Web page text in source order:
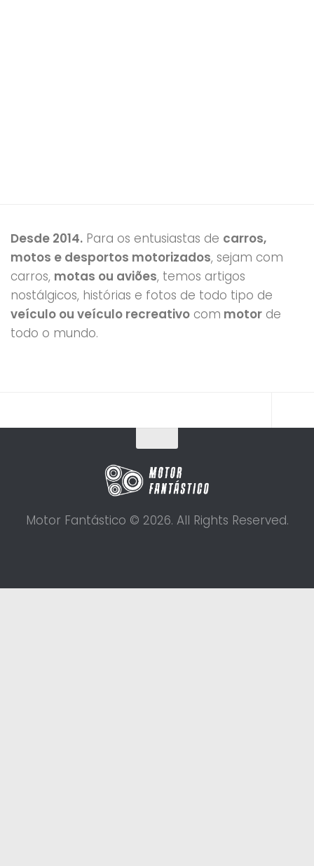
Desde 2014. Para os entusiastas de carros,
motos e desportos motorizados, sejam com
carros, motas ou aviões, temos artigos
nostálgicos, histórias e fotos de todo tipo de
veículo ou veículo recreativo com motor de
todo o mundo.
Motor Fantástico © 2026. All Rights Reserved.